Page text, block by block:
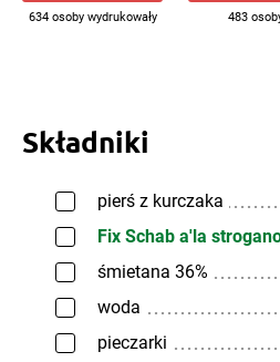
634 osoby wydrukowały 483
Składniki
pierś z kurczaka
Fix Schab a'la
śmietana 36%
woda
pieczarki